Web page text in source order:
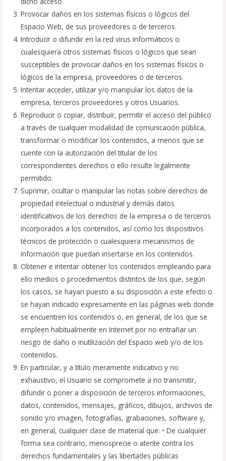
Provocar daños en los sistemas físicos o lógicos del
Espacio Web, de sus proveedores o de terceros.
Introducir o difundir en la red virus informáticos o
cualesquiera otros sistemas físicos o lógicos que sean
susceptibles de provocar daños en los sistemas físicos o
lógicos de la empresa, proveedores o de terceros.
Intentar acceder, utilizar y/o manipular los datos de la
empresa, terceros proveedores y otros Usuarios.
Reproducir o copiar, distribuir, permitir el acceso del público
a través de cualquier modalidad de comunicación pública,
transformar o modificar los contenidos, a menos que se
cuente con la autorización del titular de los
correspondientes derechos o ello resulte legalmente
permitido.
Suprimir, ocultar o manipular las notas sobre derechos de
propiedad intelectual o industrial y demás datos
identificativos de los derechos de la empresa o de terceros
incorporados a los contenidos, así como los dispositivos
técnicos de protección o cualesquiera mecanismos de
información que puedan insertarse en los contenidos.
Obtener e intentar obtener los contenidos empleando para
ello medios o procedimientos distintos de los que, según
los casos, se hayan puesto a su disposición a este efecto o
se hayan indicado expresamente en las páginas web donde
se encuentren los contenidos o, en general, de los que se
empleen habitualmente en Internet por no entrañar un
riesgo de daño o inutilización del Espacio web y/o de los
contenidos.
En particular, y a título meramente indicativo y no
exhaustivo, el Usuario se compromete a no transmitir,
difundir o poner a disposición de terceros informaciones,
datos, contenidos, mensajes, gráficos, dibujos, archivos de
sonido y/o imagen, fotografías, grabaciones, software y,
en general, cualquier clase de material que: • De cualquier
forma sea contrario, menosprecie o atente contra los
derechos fundamentales y las libertades públicas